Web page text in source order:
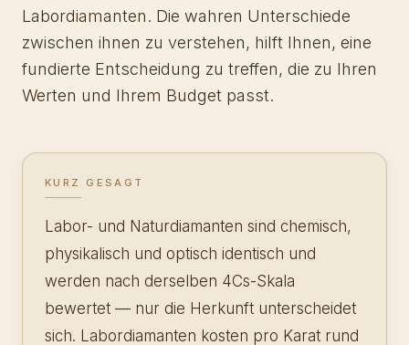
Labordiamanten. Die wahren Unterschiede
zwischen ihnen zu verstehen, hilft Ihnen, eine
fundierte Entscheidung zu treffen, die zu Ihren
Werten und Ihrem Budget passt.
KURZ GESAGT
Labor- und Naturdiamanten sind chemisch,
physikalisch und optisch identisch und
werden nach derselben 4Cs-Skala
bewertet — nur die Herkunft unterscheidet
sich. Labordiamanten kosten pro Karat rund